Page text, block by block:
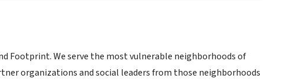
Footprint. We serve the most vulnerable neighborhoods of
organizations and social leaders from those neighborhoods